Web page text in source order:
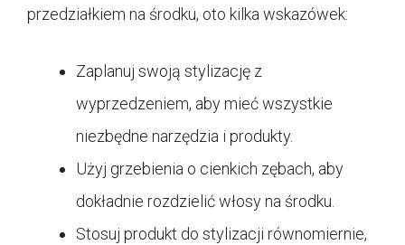
przedziałkiem na środku, oto kilka wskazówek:
Zaplanuj swoją stylizację z
wyprzedzeniem, aby mieć wszystkie
niezbędne narzędzia i produkty.
Użyj grzebienia o cienkich zębach, aby
dokładnie rozdzielić włosy na środku.
Stosuj produkt do stylizacji równomiernie,